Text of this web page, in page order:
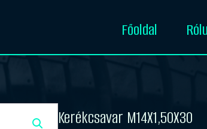
Főoldal
Kerékcsavar M14X1,50X30